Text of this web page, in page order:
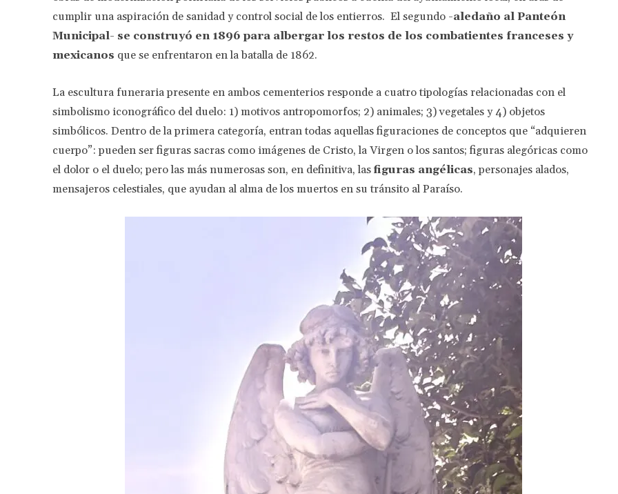
cumplir una aspiración de sanidad y control social de los entierros. El segundo -aledaño al Panteón
Municipal- se construyó en 1896 para albergar los restos de los combatientes franceses y
mexicanos que se enfrentaron en la batalla de 1862.
La escultura funeraria presente en ambos cementerios responde a cuatro tipologías relacionadas con el
simbolismo iconográfico del duelo: 1) motivos antropomorfos; 2) animales; 3) vegetales y 4) objetos
simbólicos. Dentro de la primera categoría, entran todas aquellas figuraciones de conceptos que “adquieren
cuerpo”: pueden ser figuras sacras como imágenes de Cristo, la Virgen o los santos; figuras alegóricas como
el dolor o el duelo; pero las más numerosas son, en definitiva, lasfiguras angélicas, personajes alados,
mensajeros celestiales, que ayudan al alma de los muertos en su tránsito al Paraíso.